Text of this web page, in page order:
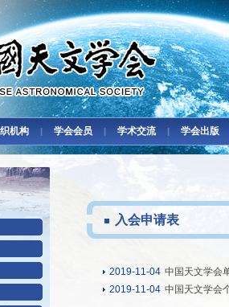
机构 | 学会会员 | 学术交流 | 学会出版
入会申请表
2019-11-04 中国天文学会
2019-11-04 中国天文学会